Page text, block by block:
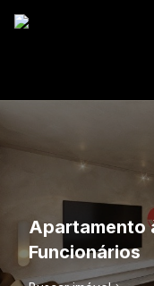
Apartamento
Funcionários